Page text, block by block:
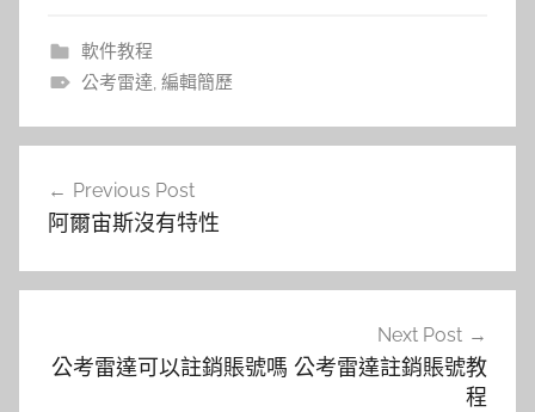
軟件教程
公考雷達, 編輯簡歷
覽
Previous Post
阿爾宙斯沒有特性
Next Post
公考雷達可以註銷賬號嗎 公考雷達註銷賬號教
程